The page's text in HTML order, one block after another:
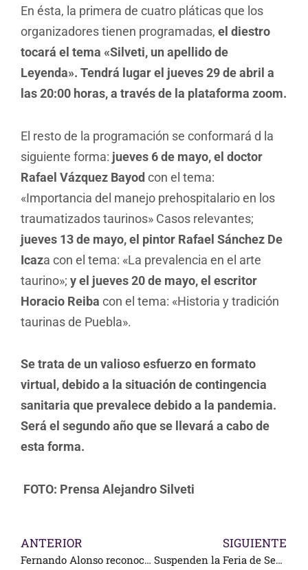
En ésta, la primera de cuatro pláticas que los
organizadores tienen programadas, el diestro
tocará el tema «Silveti, un apellido de
Leyenda». Tendrá lugar el jueves 29 de abril a
las 20:00 horas, a través de la plataforma zoom.
El resto de la programación se conformará d la
siguiente forma: jueves 6 de mayo, el doctor
Rafael Vázquez Bayodcon el tema:
«Importancia del manejo prehospitalario en los
traumatizados taurinos» Casos relevantes;
jueves 13 de mayo, el pintor Rafael Sánchez De
Icaza con el tema: «La prevalencia en el arte
taurino»; y el jueves 20 de mayo, el escritor
Horacio Reiba con el tema: «Historia y tradición
taurinas de Puebla».
Se trata de un valioso esfuerzo en formato
virtual, debido a la situación de contingencia
sanitaria que prevalece debido a la pandemia.
Será el segundo año que se llevará a cabo de
esta forma.
FOTO: Prensa Alejandro Silveti
ANTERIOR
Fernando Alonso reconoce que tendrá gran peso, en esta temporada
SIGUIENTE
Suspenden la Feria de Sevilla